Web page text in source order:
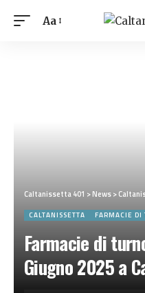
Aa
Caltanissetta 401 >News>
CALTANISSETTA FARMACIE DI
Farmacie di
Giugno 2025 a